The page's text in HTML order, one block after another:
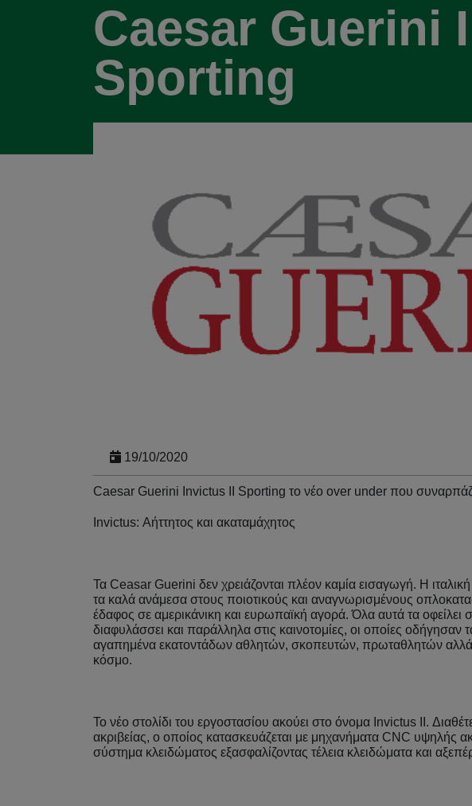
Caesar Guerini
Sporting
19/10/2020
Caesar Guerini Invictus II Sporting το νέο over under που
Invictus: Αήττητος και ακαταμάχητος
Τα Ceasar Guerini δεν χρειάζονται πλέον καμία εισαγωγή. Η
τα καλά ανάμεσα στους ποιοτικούς και αναγνωρισμένους
έδαφος σε αμερικάνικη και ευρωπαϊκή αγορά. Όλα αυτά τα
διαφυλάσσει και παράλληλα στις καινοτομίες, οι οποίες οδήγησαν
αγαπημένα εκατοντάδων αθλητών, σκοπευτών, πρωταθλητών
κόσμο.
Το νέο στολίδι του εργοστασίου ακούει στο όνομα Invictus II.
ακριβείας, ο οποίος κατασκευάζεται με μηχανήματα CNC υψηλής
σύστημα κλειδώματος εξασφαλίζοντας τέλεια κλειδώματα και